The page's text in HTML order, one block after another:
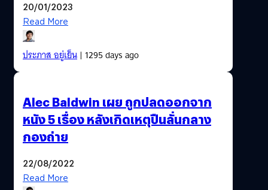
20/01/2023
Read More
ประภาส อยู่เย็น| 1295 days ago
Alec Baldwin เผย ถูกปลดออกจาก
หนัง 5 เรื่อง หลังเกิดเหตุปืนลั่นกลาง
กองถ่าย
22/08/2022
Read More